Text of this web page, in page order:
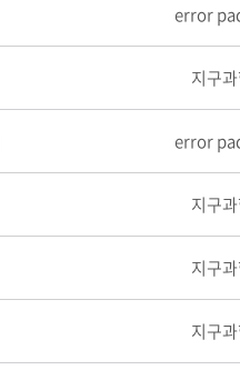
지구
지구
지구
지구